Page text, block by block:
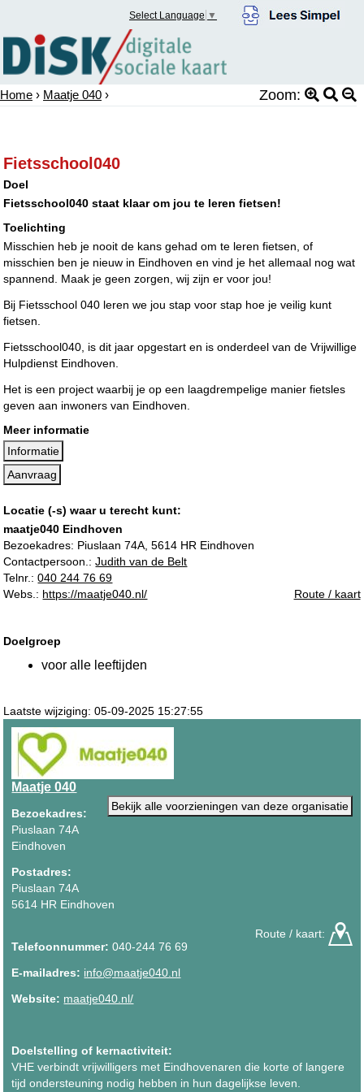
Select Language ▼
Home › Maatje 040 › Zoom:
Fietsschool040
Doel
Fietsschool040 staat klaar om jou te leren fietsen!
Toelichting
Misschien heb je nooit de kans gehad om te leren fietsen, of
misschien ben je nieuw in Eindhoven en vind je het allemaal nog wat
spannend. Maak je geen zorgen, wij zijn er voor jou!
Bij Fietsschool 040 leren we jou stap voor stap hoe je veilig kunt
fietsen.
Fietsschool040, is dit jaar opgestart en is onderdeel van de Vrijwillige
Hulpdienst Eindhoven.
Het is een project waarbij je op een laagdrempelige manier fietsles
geven aan inwoners van Eindhoven.
Meer informatie
Informatie
Aanvraag
Locatie (-s) waar u terecht kunt:
maatje040 Eindhoven
Bezoekadres: Piuslaan 74A, 5614 HR Eindhoven
Contactpersoon.:Judith van de Belt
Telnr.:040 244 76 69
Webs.: https://maatje040.nl/ Route / kaart
Doelgroep
voor alle leeftijden
Laatste wijziging: 05-09-2025 15:27:55
Maatje 040
Bekijk alle voorzieningen van deze organisatie
Bezoekadres:
Piuslaan 74A
Eindhoven
Postadres:
Piuslaan 74A
5614 HR Eindhoven
Route / kaart:
Telefoonnummer: 040-244 76 69
E-mailadres: info@maatje040.nl
Website: maatje040.nl/
Doelstelling of kernactiviteit:
VHE verbindt vrijwilligers met Eindhovenaren die korte of langere
tijd ondersteuning nodig hebben in hun dagelijkse leven.